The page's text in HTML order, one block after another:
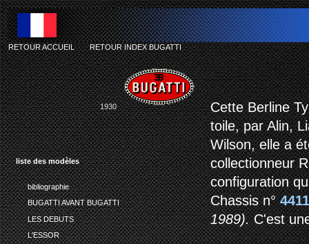
liste des modèles
bibliographie
BUGATTI AVANT BUGATTI
LES DEBUTS
L'ESSOR
RETOUR ACCUEIL-RETOUR INDEX BUGATTI
1930
Cette Berline
toile, par Alin,
Wilson, elle a
collectionneur
configuration
Chassis n°
1989).C'est